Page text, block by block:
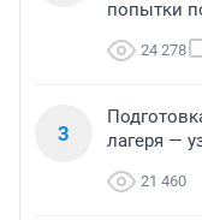
попытки
24 278
3
лагеря —
21 460